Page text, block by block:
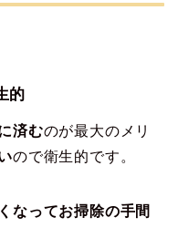
的
済むのが最大のメリ
ので衛生的です。
なってお掃除の手間